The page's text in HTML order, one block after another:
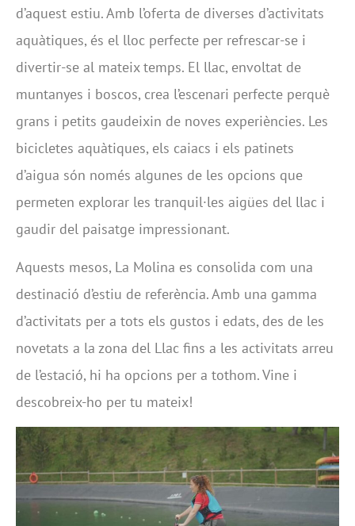
d’aquest estiu. Amb l’oferta de diverses d’activitats
aquàtiques, és el lloc perfecte per refrescar-se i
divertir-se al mateix temps. El llac, envoltat de
muntanyes i boscos, crea l’escenari perfecte perquè
grans i petits gaudeixin de noves experiències. Les
bicicletes aquàtiques, els caiacs i els patinets
d’aigua són només algunes de les opcions que
permeten explorar les tranquil·les aigües del llac i
gaudir del paisatge impressionant.
Aquests mesos, La Molina es consolida com una
destinació d’estiu de referència. Amb una gamma
d’activitats per a tots els gustos i edats, des de les
novetats a la zona del Llac fins a les activitats arreu
de l’estació, hi ha opcions per a tothom. Vine i
descobreix-ho per tu mateix!